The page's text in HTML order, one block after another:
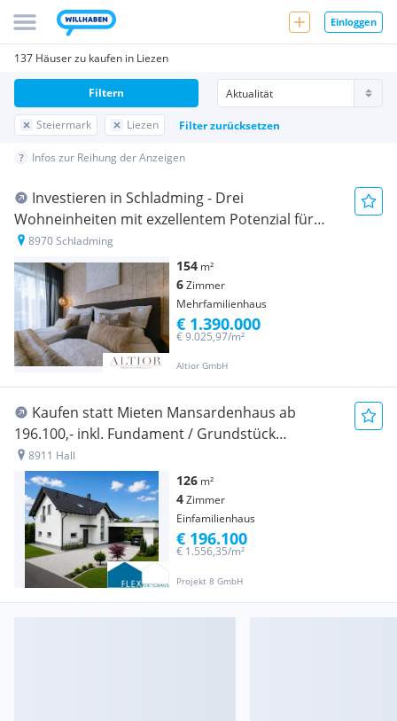
Einloggen
137 Häuser zu kaufen in Liezen
Steiermark Liezen Filter zurücksetzen
Filtern
Infos zur Reihung der Anzeigen
Investieren in Schladming - Drei
Wohneinheiten mit exzellentem Potenzial für
touristische Vermietung
8970 Schladming
154 m²
6Zimmer
Mehrfamilienhaus
Altior GmbH
€ 9.025,97/m²
€ 1.390.000
Kaufen statt Mieten Mansardenhaus ab
196.100,- inkl. Fundament / Grundstück
vorhanden
8911 Hall
126 m²
4Zimmer
Einfamilienhaus
Projekt 8 GmbH
€ 1.556,35/m²
€ 196.100